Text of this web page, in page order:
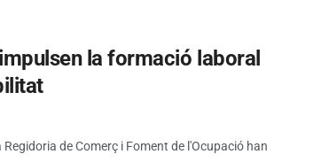
la formació laboral
de Comerç i Foment de l'Ocupació han